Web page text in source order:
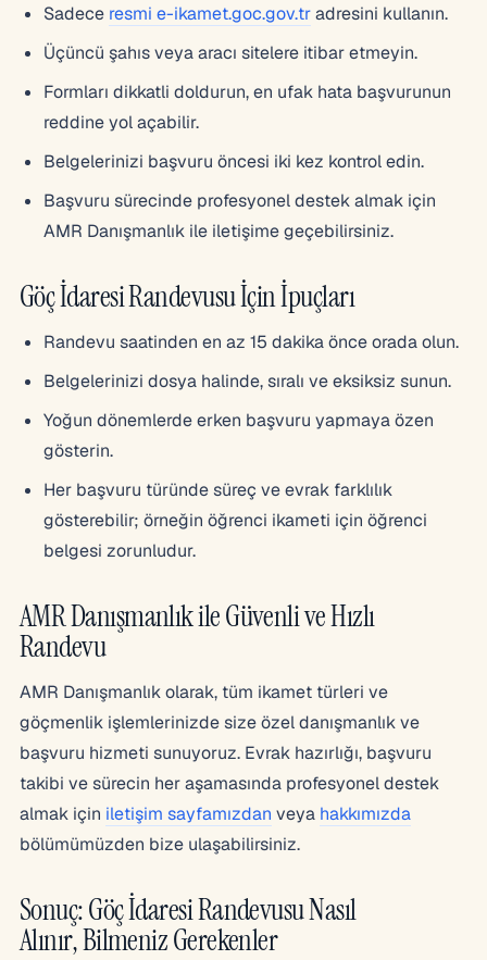
Sadece resmi e-ikamet.goc.gov.tradresini kullanın.
Üçüncü şahıs veya aracı sitelere itibar etmeyin.
Formları dikkatli doldurun, en ufak hata başvurunun
reddine yol açabilir.
Belgelerinizi başvuru öncesi iki kez kontrol edin.
Başvuru sürecinde profesyonel destek almak için
AMR Danışmanlık ile iletişime geçebilirsiniz.
Göç İdaresi Randevusu İçin İpuçları
Randevu saatinden en az 15 dakika önce orada olun.
Belgelerinizi dosya halinde, sıralı ve eksiksiz sunun.
Yoğun dönemlerde erken başvuru yapmaya özen
gösterin.
Her başvuru türünde süreç ve evrak farklılık
gösterebilir; örneğin öğrenci ikameti için öğrenci
belgesi zorunludur.
AMR Danışmanlık ile Güvenli ve Hızlı
Randevu
AMR Danışmanlık olarak, tüm ikamet türleri ve
göçmenlik işlemlerinizde size özel danışmanlık ve
başvuru hizmeti sunuyoruz. Evrak hazırlığı, başvuru
takibi ve sürecin her aşamasında profesyonel destek
almak için iletişim sayfamızdan veya hakkımızda
bölümümüzden bize ulaşabilirsiniz.
Sonuç: Göç İdaresi Randevusu Nasıl
Alınır, Bilmeniz Gerekenler